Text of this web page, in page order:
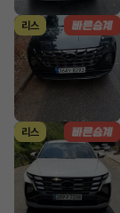
리스
리스